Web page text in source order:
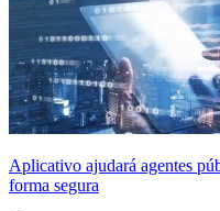
Aplicativo ajudará agentes
forma segura